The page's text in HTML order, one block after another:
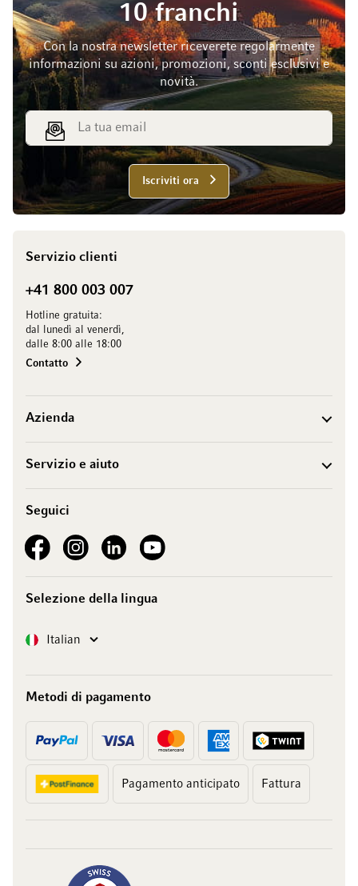
10 franchi
Con la nostra newsletter riceverete regolarmente
informazioni su azioni, promozioni, sconti esclusivi e
novità.
Indirizzo email
Iscriviti ora
Servizio clienti
+41 800 003 007
Hotline gratuita:
dal lunedì al venerdì,
dalle 8:00 alle 18:00
Contatto
Azienda
Servizio e aiuto
Seguici
See our FacebookSee our Instagram account
See our LinkedInSee our YouTube channel
Selezione della lingua
Lingua Italian
Metodi di pagamento
Pagamento anticipato Fattura